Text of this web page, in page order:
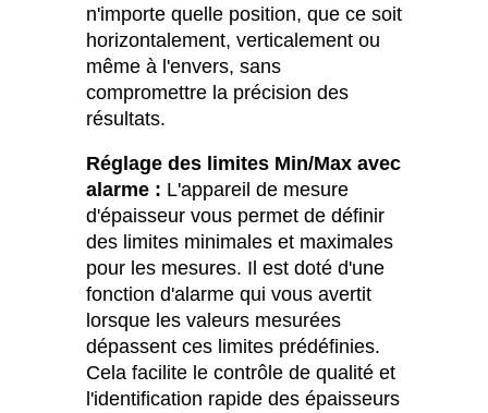
n'importe quelle position, que ce soit
horizontalement, verticalement ou
même à l'envers, sans
compromettre la précision des
résultats.
Réglage des limites Min/Max avec
alarme : L'appareil de mesure
d'épaisseur vous permet de définir
des limites minimales et maximales
pour les mesures. Il est doté d'une
fonction d'alarme qui vous avertit
lorsque les valeurs mesurées
dépassent ces limites prédéfinies.
Cela facilite le contrôle de qualité et
l'identification rapide des épaisseurs